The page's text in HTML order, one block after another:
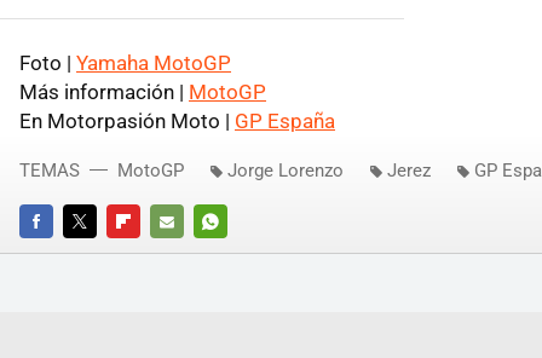
Foto | Yamaha MotoGP
Más información | MotoGP
En Motorpasión Moto | GP España
FACEBOOKTWITTERFLIPBOARD
E-
WHATSAPP
TEMAS MotoGP Jorge Lorenzo Jerez GP